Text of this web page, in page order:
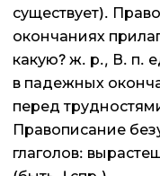
существует).
окончаниях
какую? ж. р., В. п.
в падежных
перед
Правописание
глаголов: